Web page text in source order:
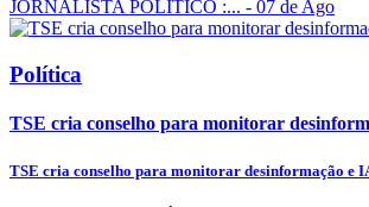
JORNALISTA POLÍTICO :... - 07 de Ago
Política
TSE cria conselho para monitorar
TSE cria conselho para monitorar desinformação e